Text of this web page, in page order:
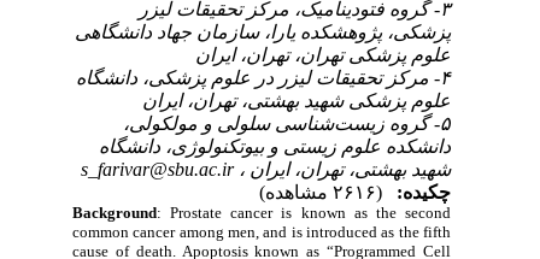
۳- گروه فتودینامیک، مرکز تحقیقات لیزر
پزشکی، پژوهشکده یارا، سازمان جهاد دانشگاهی
علوم پزشکی تهران، تهران، ایران
۴- مرکز تحقیقات لیزر در علوم پزشکی، دانشگاه
علوم پزشکی شهید بهشتی، تهران، ایران
۵- گروه زیست‌شناسی سلولی و مولکولی،
دانشکده علوم زیستی و بیوتکنولوژی، دانشگاه
شهید بهشتی، تهران، ایران ،s_farivar@sbu.ac.ir
چکیده:
(۲۶۱۶ مشاهده)
Background: Prostate cancer is known as the second
common cancer among men, and is introduced as the fifth
cause of death. Apoptosis known as “Programmed Cell